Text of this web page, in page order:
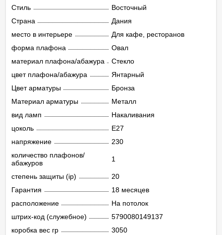
Стиль
Восточный
Страна
Дания
место в интерьере
Для кафе, ресторанов
форма плафона
Овал
материал плафона/абажура
Стекло
цвет плафона/абажура
Янтарный
Цвет арматуры
Бронза
Материал арматуры
Металл
вид ламп
Накаливания
цоколь
E27
напряжение
230
количество плафонов/
абажуров
1
степень защиты (ip)
20
Гарантия
18 месяцев
расположение
На потолок
штрих-код (служебное)
5790080149137
коробка вес гр
3050